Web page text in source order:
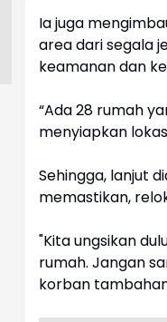
Ia juga
area dari segala
keamanan dan
“Ada 28 rumah
menyiapkan
Sehingga, lanjut
memastikan,
"Kita ungsikan
rumah. Jangan
korban